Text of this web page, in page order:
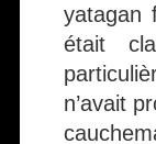
yatagan
était
n’avait